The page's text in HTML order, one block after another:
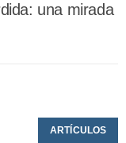
una mirada
ARTÍCULOS